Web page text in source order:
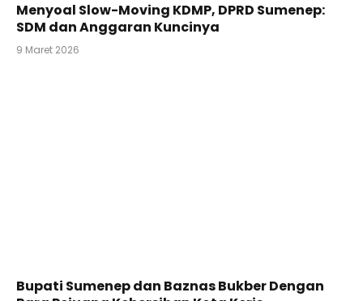
Menyoal Slow-Moving KDMP, DPRD Sumenep:
SDM dan Anggaran Kuncinya
9 Maret 2026
Bupati Sumenep dan Baznas Bukber Dengan